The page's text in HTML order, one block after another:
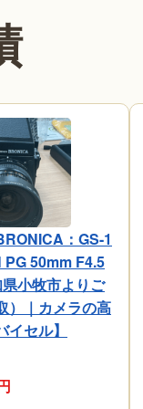
：GS-1
50mm F4.5
小牧市よりご
）｜カメラの高
セル】